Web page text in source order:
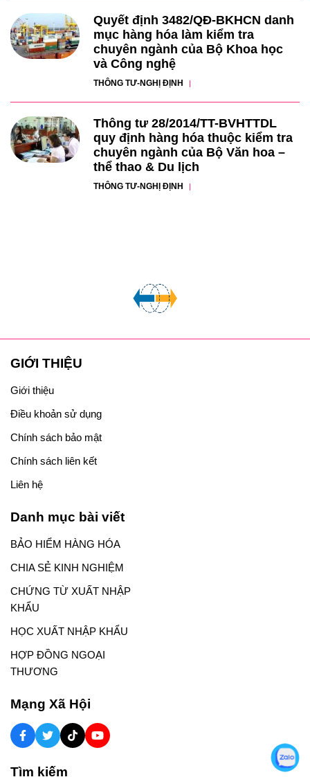
Quyết định 3482/QĐ-BKHCN danh
mục hàng hóa làm kiểm tra
chuyên ngành của Bộ Khoa học
và Công nghệ
THÔNG TƯ-NGHỊ ĐỊNH
Thông tư 28/2014/TT-BVHTTDL
quy định hàng hóa thuộc kiểm tra
chuyên ngành của Bộ Văn hoa –
thể thao & Du lịch
THÔNG TƯ-NGHỊ ĐỊNH
GIỚI THIỆU
Giới thiệu
Điều khoản sử dụng
Chính sách bảo mật
Chính sách liên kết
Liên hệ
Danh mục bài viết
BẢO HIỂM HÀNG HÓA
CHIA SẺ KINH NGHIỆM
CHỨNG TỪ XUẤT NHẬP
KHẨU
HỌC XUẤT NHẬP KHẨU
HỢP ĐỒNG NGOẠI
THƯƠNG
Mạng Xã Hội
Tìm kiếm